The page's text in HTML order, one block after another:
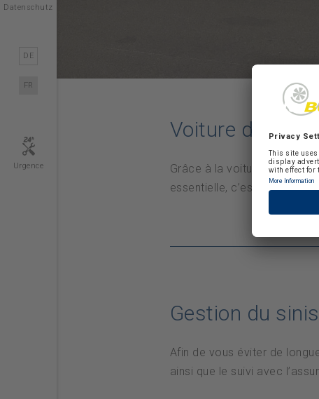
Datenschutz
DE
FR
Urgence
Voiture de
Grâce à la voiture de
essentielle, c’est pourquoi
Gestion du
Afin de vous éviter de
ainsi que le suivi avec